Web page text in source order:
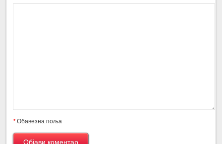
*Обавезна поља